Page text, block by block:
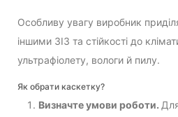
Особливу увагу виробник
іншими ЗІЗ та стійкості до
ультрафіолету, вологи й пилу.
Як обрати каскетку?
Визначте умови роботи.